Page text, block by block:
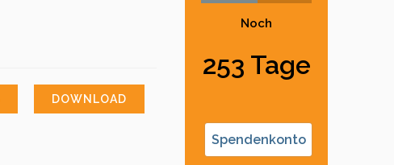
Noch
253 Tage
Spendenkonto
DOWNLOAD